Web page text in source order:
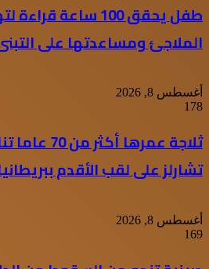
طفل يحقق 100 ساعة
الملاجئ ومساعدتها على
أغسطس 8, 2026
178
ثلاجة عمرها
تشارلز على لقب الأقدم
أغسطس 8, 2026
169